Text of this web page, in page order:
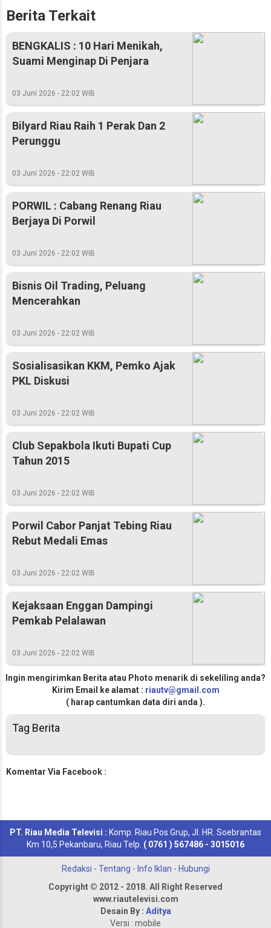
Berita Terkait
BENGKALIS : 10 Hari Menikah,
Suami Menginap Di Penjara
03 Juni 2026 - 22:02 WIB
Bilyard Riau Raih 1 Perak Dan 2
Perunggu
03 Juni 2026 - 22:02 WIB
PORWIL : Cabang Renang Riau
Berjaya Di Porwil
03 Juni 2026 - 22:02 WIB
Bisnis Oil Trading, Peluang
Mencerahkan
03 Juni 2026 - 22:02 WIB
Sosialisasikan KKM, Pemko Ajak
PKL Diskusi
03 Juni 2026 - 22:02 WIB
Club Sepakbola Ikuti Bupati Cup
Tahun 2015
03 Juni 2026 - 22:02 WIB
Porwil Cabor Panjat Tebing Riau
Rebut Medali Emas
03 Juni 2026 - 22:02 WIB
Kejaksaan Enggan Dampingi
Pemkab Pelalawan
03 Juni 2026 - 22:02 WIB
Ingin mengirimkan Berita atau Photo menarik di sekeliling anda?
Kirim Email ke alamat : riautv@gmail.com
( harap cantumkan data diri anda ).
Tag Berita
Komentar Via Facebook :
PT. Riau Media Televisi : Komp. Riau Pos Grup, Jl. HR. Soebrantas
Km 10,5 Pekanbaru, Riau Telp. ( 0761 ) 567486 - 3015016
Redaksi - Tentang - Info Iklan - Hubungi
Copyright © 2012 - 2018. All Right Reserved
www.riautelevisi.com
Desain By : Aditya
Versi : mobile